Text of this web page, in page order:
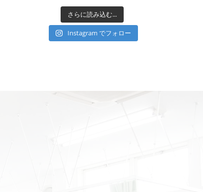
さらに読み込む...
Instagram でフォロー